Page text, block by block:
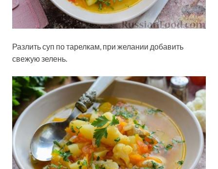
Разлить суп по тарелкам, при желании добавить
свежую зелень.